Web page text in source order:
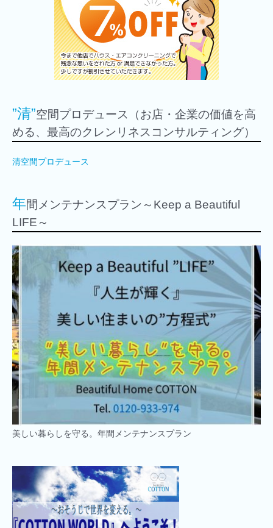
”清”空間プロデュース（お店・企業の価値を高
める、最高のクレンリネスコンサルティング）
清空間プロデュース
年間メンテナンスプラン～Keep a Beautiful
LIFE～
美しい暮らしを守る。年間メンテナンスプラン